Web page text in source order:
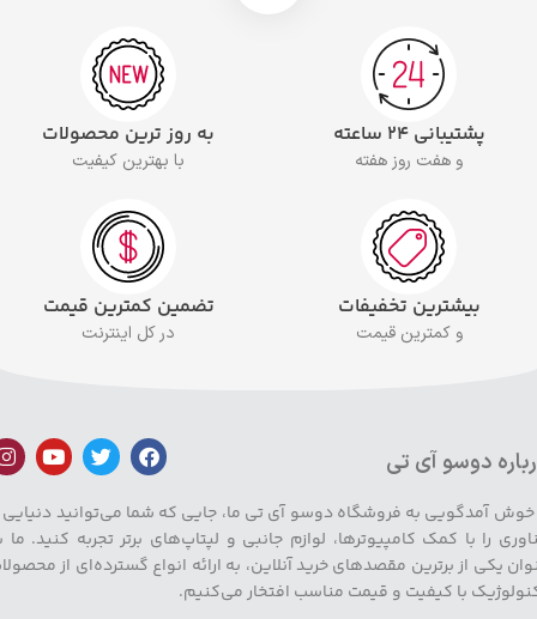
پشتیبانی ۲۴ ساعته
و هفت روز هفته
به روز ترین محصولات
با بهترین کیفیت
بیشترین تخفیفات
و کمترین قیمت
تضمین کمترین قیمت
در کل اینترنت
دوسو آی تی
خوش آمدگویی به فروشگاه دوسو آی تی ما، جایی که شما می‌توانید دنیایی
را با کمک کامپیوترها، لوازم جانبی و لپتاپ‌های برتر تجربه کنید. ما
یکی از برترین مقصدهای خرید آنلاین، به ارائه انواع گسترده‌ای از
با کیفیت و قیمت مناسب افتخار می‌کنیم.